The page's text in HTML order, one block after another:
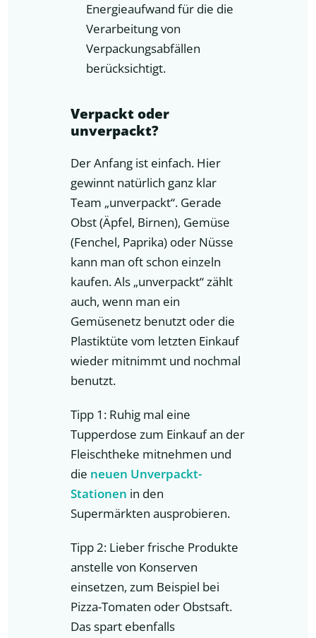
Energieaufwand für die die
Verarbeitung von
Verpackungsabfällen
berücksichtigt.
Verpackt oder
unverpackt?
Der Anfang ist einfach. Hier
gewinnt natürlich ganz klar
Team „unverpackt“. Gerade
Obst (Äpfel, Birnen), Gemüse
(Fenchel, Paprika) oder Nüsse
kann man oft schon einzeln
kaufen. Als „unverpackt“ zählt
auch, wenn man ein
Gemüsenetz benutzt oder die
Plastiktüte vom letzten Einkauf
wieder mitnimmt und nochmal
benutzt.
Tipp 1: Ruhig mal eine
Tupperdose zum Einkauf an der
Fleischtheke mitnehmen und
die neuen Unverpackt-
Stationen in den
Supermärkten ausprobieren.
Tipp 2: Lieber frische Produkte
anstelle von Konserven
einsetzen, zum Beispiel bei
Pizza-Tomaten oder Obstsaft.
Das spart ebenfalls